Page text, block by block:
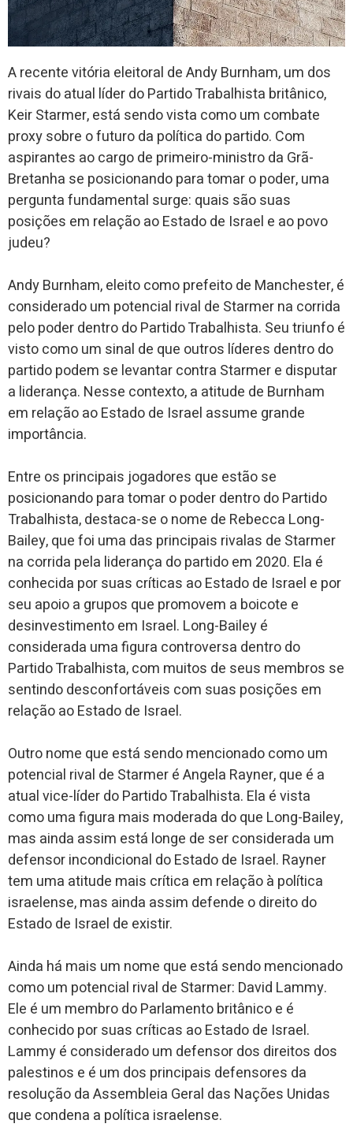
A recente vitória eleitoral de Andy Burnham, um dos
rivais do atual líder do Partido Trabalhista britânico,
Keir Starmer, está sendo vista como um combate
proxy sobre o futuro da política do partido. Com
aspirantes ao cargo de primeiro-ministro da Grã-
Bretanha se posicionando para tomar o poder, uma
pergunta fundamental surge: quais são suas
posições em relação ao Estado de Israel e ao povo
judeu?
Andy Burnham, eleito como prefeito de Manchester, é
considerado um potencial rival de Starmer na corrida
pelo poder dentro do Partido Trabalhista. Seu triunfo é
visto como um sinal de que outros líderes dentro do
partido podem se levantar contra Starmer e disputar
a liderança. Nesse contexto, a atitude de Burnham
em relação ao Estado de Israel assume grande
importância.
Entre os principais jogadores que estão se
posicionando para tomar o poder dentro do Partido
Trabalhista, destaca-se o nome de Rebecca Long-
Bailey, que foi uma das principais rivalas de Starmer
na corrida pela liderança do partido em 2020. Ela é
conhecida por suas críticas ao Estado de Israel e por
seu apoio a grupos que promovem a boicote e
desinvestimento em Israel. Long-Bailey é
considerada uma figura controversa dentro do
Partido Trabalhista, com muitos de seus membros se
sentindo desconfortáveis com suas posições em
relação ao Estado de Israel.
Outro nome que está sendo mencionado como um
potencial rival de Starmer é Angela Rayner, que é a
atual vice-líder do Partido Trabalhista. Ela é vista
como uma figura mais moderada do que Long-Bailey,
mas ainda assim está longe de ser considerada um
defensor incondicional do Estado de Israel. Rayner
tem uma atitude mais crítica em relação à política
israelense, mas ainda assim defende o direito do
Estado de Israel de existir.
Ainda há mais um nome que está sendo mencionado
como um potencial rival de Starmer: David Lammy.
Ele é um membro do Parlamento britânico e é
conhecido por suas críticas ao Estado de Israel.
Lammy é considerado um defensor dos direitos dos
palestinos e é um dos principais defensores da
resolução da Assembleia Geral das Nações Unidas
que condena a política israelense.